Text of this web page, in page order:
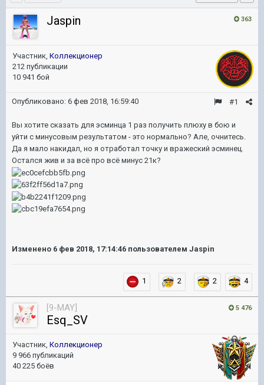
363
Jaspin
Участник, Коллекционер
212 публикации
10 941 бой
#1
Опубликовано: 6 фев 2018, 16:59:40
Вы хотите сказать для эсминца 1 раз получить плюху в бою и
уйти с минусовым результатом - это нормально? Але, очнитесь.
Да я мало накидал, но я отработал точку и вражеский эсминец.
Остался жив и за всё про всё минус 21к?
Изменено 6 фев 2018, 17:14:46 пользователем Jaspin
1 2 2 4
5 476
[9-MAY]
Esq_SV
Участник, Коллекционер
9 966 публикаций
40 225 боёв